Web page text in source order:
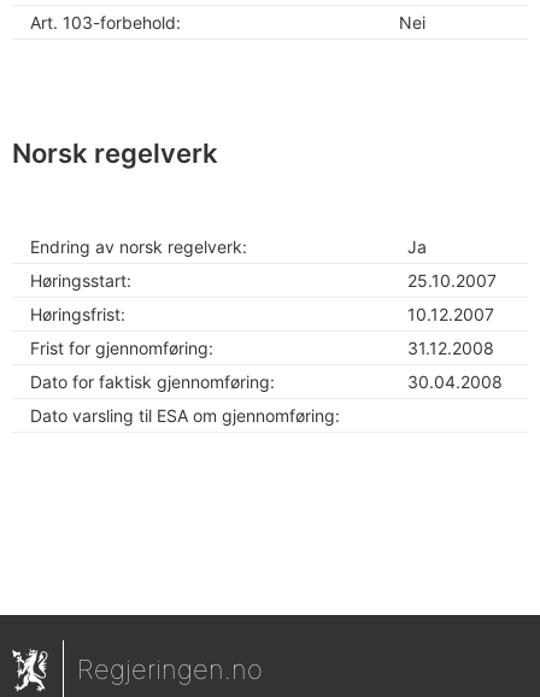
Art. 103-forbehold:
Nei
Norsk regelverk
Endring av norsk regelverk:
Ja
Høringsstart:
25.10.2007
Høringsfrist:
10.12.2007
Frist for gjennomføring:
31.12.2008
Dato for faktisk gjennomføring:
30.04.2008
Dato varsling til ESA om gjennomføring:
Regjeringen.no